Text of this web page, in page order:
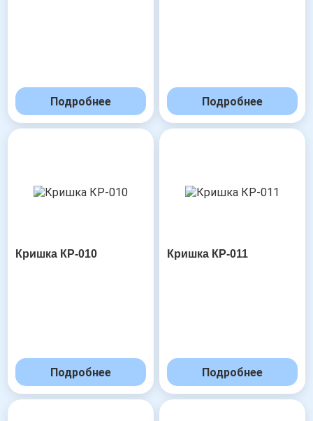
Подробнее Подробнее
Кришка КР-010
Подробнее
Кришка КР-011
Подробнее